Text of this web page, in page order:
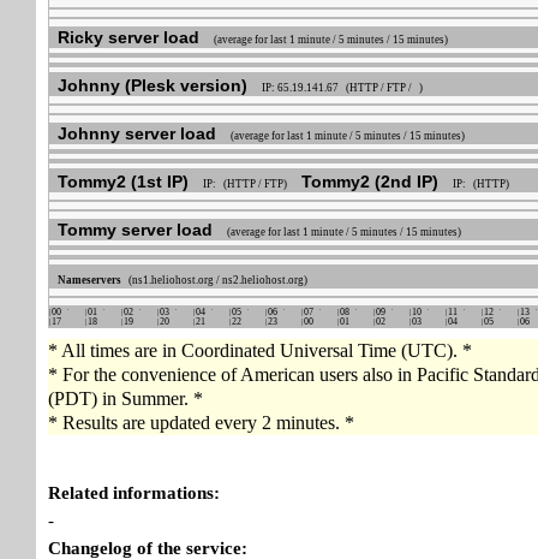
Ricky server load (average for last 1 minute / 5 minutes / 15 minutes)
Johnny (Plesk version) IP: 65.19.141.67 (HTTP / FTP / )
Johnny server load (average for last 1 minute / 5 minutes / 15 minutes)
Tommy2 (1st IP) IP: (HTTP / FTP) Tommy2 (2nd IP) IP: (HTTP)
Tommy server load (average for last 1 minute / 5 minutes / 15 minutes)
Nameservers (ns1.heliohost.org / ns2.heliohost.org)
00 01 02 03 04 05 06 07 08 09 10 11 12
13
17
18 19 20 21 22 23 00 01 02 03 04 05 06
* All times are in Coordinated Universal Time (UTC). *
* For the convenience of American users also in Pacific
(PDT) in Summer. *
* Results are updated every 2 minutes. *
Related informations:
-
Changelog of the service: